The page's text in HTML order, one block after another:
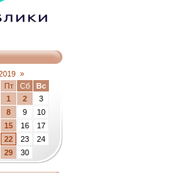
»
Пт Сб
Вс
1
2
3
8 9
10
15 16
17
22 23
24
29 30